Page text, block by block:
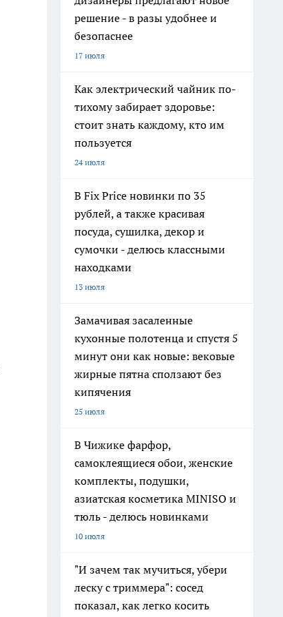
решение - в разы удобнее и
безопаснее
17 июля
Как электрический чайник по-
тихому забирает здоровье:
стоит знать каждому, кто им
пользуется
24 июля
В Fix Price новинки по 35
рублей, а также красивая
посуда, сушилка, декор и
сумочки - делюсь классными
находками
13 июля
Замачивая засаленные
кухонные полотенца и спустя 5
минут они как новые: вековые
жирные пятна сползают без
кипячения
25 июля
В Чижике фарфор,
самоклеящиеся обои, женские
комплекты, подушки,
азиатская косметика MINISO и
тюль - делюсь новинками
10 июля
"И зачем так мучиться, убери
леску с триммера": сосед
показал, как легко косить